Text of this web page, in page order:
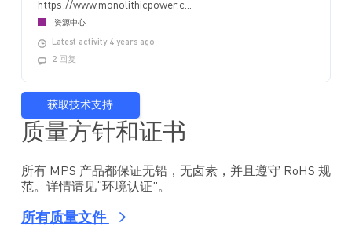
https://www.monolithicpower.c...
资源中心
Latest activity 4 years ago
2 回复
获取技术支持
质量方针和证书
所有 MPS 产品都保证无铅，无卤素，并且遵守 RoHS 规
范。详情请见“环境认证”。
所有质量文件